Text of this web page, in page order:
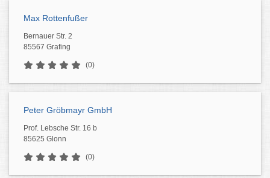
Max Rottenfußer
Bernauer Str. 2
85567 Grafing
(0)
Peter Gröbmayr GmbH
Prof. Lebsche Str. 16 b
85625 Glonn
(0)